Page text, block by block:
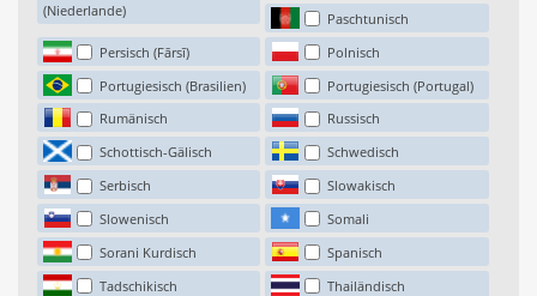
(Niederlande)
Paschtunisch
Persisch (Fārsī)
Polnisch
Portugiesisch (Brasilien)
Portugiesisch (Portugal)
Rumänisch
Russisch
Schottisch-Gälisch
Schwedisch
Serbisch
Slowakisch
Slowenisch
Somali
Sorani Kurdisch
Spanisch
Tadschikisch
Thailändisch